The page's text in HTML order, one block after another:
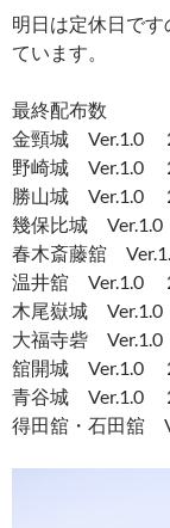
明日は定休日で
ています。
最終配布数
金頸城 Ver.1.0
野崎城 Ver.1.0
勝山城 Ver.1.0
幾保比城
春木斎藤舘
温井舘 Ver.1.0
木尾嶽城
大福寺砦
舘開城 Ver.1.0
青谷城 Ver.1.0
得田舘・石田舘